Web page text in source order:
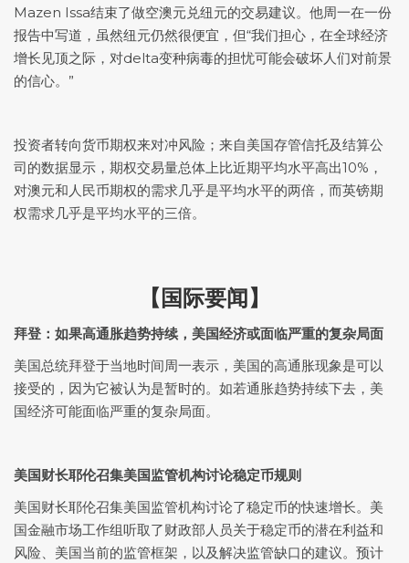
Mazen Issa结束了做空澳元兑纽元的交易建议。他周一在一份
报告中写道，虽然纽元仍然很便宜，但“我们担心，在全球经济
增长见顶之际，对delta变种病毒的担忧可能会破坏人们对前景
的信心。”
投资者转向货币期权来对冲风险；来自美国存管信托及结算公
司的数据显示，期权交易量总体上比近期平均水平高出10%，
对澳元和人民币期权的需求几乎是平均水平的两倍，而英镑期
权需求几乎是平均水平的三倍。
【国际要闻】
拜登：如果高通胀趋势持续，美国经济或面临严重的复杂局面
美国总统拜登于当地时间周一表示，美国的高通胀现象是可以
接受的，因为它被认为是暂时的。如若通胀趋势持续下去，美
国经济可能面临严重的复杂局面。
美国财长耶伦召集美国监管机构讨论稳定币规则
美国财长耶伦召集美国监管机构讨论了稳定币的快速增长。美
国金融市场工作组听取了财政部人员关于稳定币的潜在利益和
风险、美国当前的监管框架，以及解决监管缺口的建议。预计